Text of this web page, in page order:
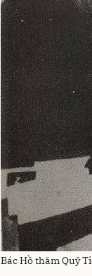
Bác Hồ thăm Quỹ